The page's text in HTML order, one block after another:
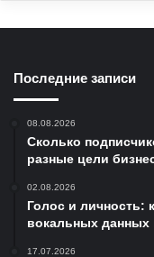
Последние записи
08.08.2026
Сколько
разные цели
02.08.2026
Голос и личность:
вокальных данных
17.07.2026